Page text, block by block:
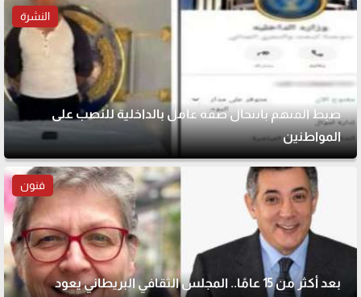
النشرة
ضبط المتهم بانتحال صفة عامل بالداخلية للنصب على
المواطنين
فنون
بعد أكثر من 15 عامًا.. المجلس الثقافي البريطاني يعود